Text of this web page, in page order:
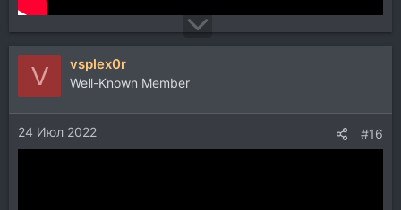
V vsplex0r
Well-Known Member
24 Июл 2022 #16